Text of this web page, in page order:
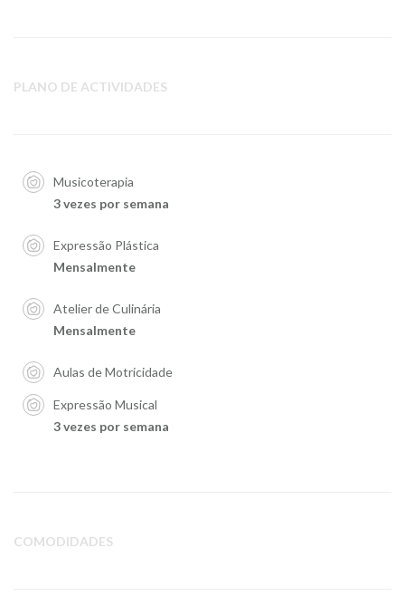
PLANO DE ACTIVIDADES
Musicoterapia
3 vezes por semana
Expressão Plástica
Mensalmente
Atelier de Culinária
Mensalmente
Aulas de Motricidade
Expressão Musical
3 vezes por semana
COMODIDADES